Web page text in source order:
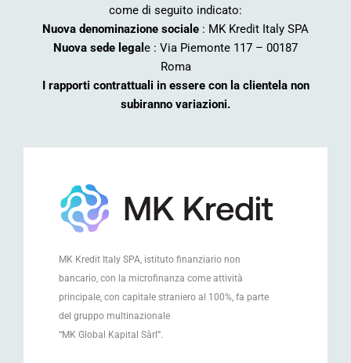
come di seguito indicato:
Nuova denominazione sociale : MK Kredit Italy SPA
Nuova sede legal e : Via Piemonte 117 – 00187
Roma
I rapporti contrattuali in essere con la clientela non
subiranno variazioni.
MK Kredit Italy SPA, istituto finanziario non
bancario, con la microfinanza come attività
principale, con capitale straniero al 100%, fa parte
del gruppo multinazionale
“MK Global Kapital Sàrl”.